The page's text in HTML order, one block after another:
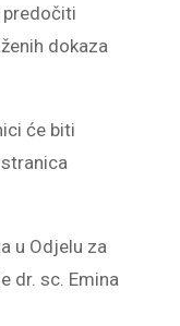
predočiti
dokaza
će biti
u Odjelu za
dr. sc. Emina